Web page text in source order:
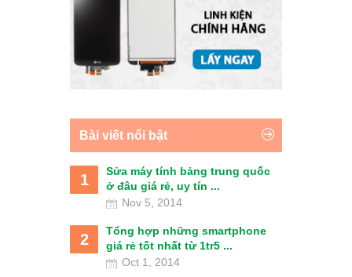
Bài viết nổi bật
1
Sửa máy tính bảng trung quốc
ở đâu giá rẻ, uy tín ...
Nov 5, 2014
2
Tổng hợp những smartphone
giá rẻ tốt nhất từ 1tr5 ...
Oct 1, 2014